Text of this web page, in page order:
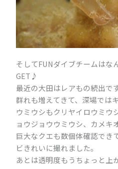
そしてFUNダイブチームはな
GET♪
最近の大田はレアもの続出で
群れも増えてきて、深場では
ウミウシもクリヤイロウミウ
ョウジョウウミウシ、カメキ
巨大なクエも数個体確認でき
ビきれいに撮れました。
あとは透明度もうちょっと